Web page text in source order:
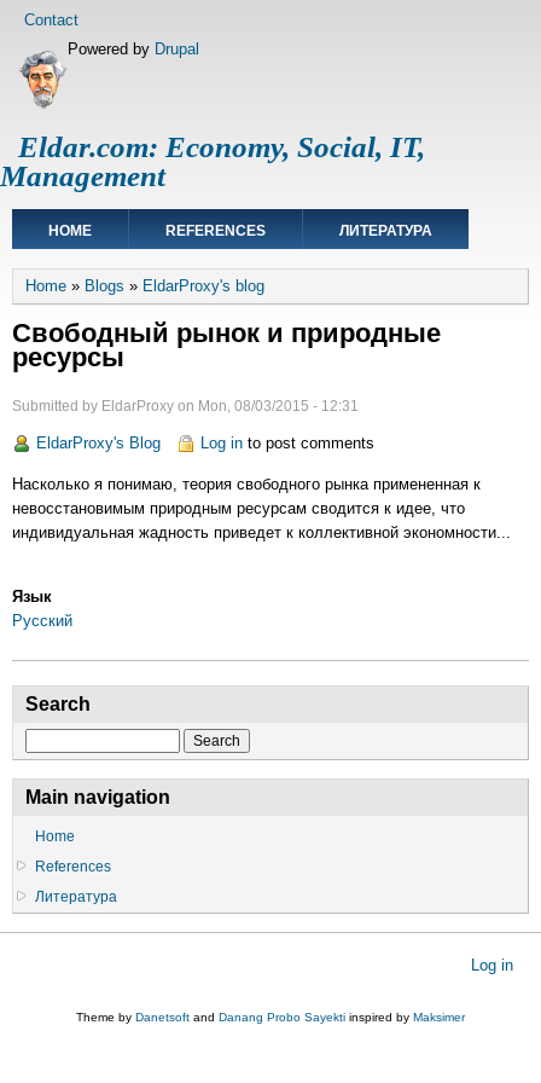
Skip
main
content
Footer
Contact
Eldar.com: Economy, Social, IT,
Management
Powered by Drupal
Main
navigation
HOME REFERENCES ЛИТЕРАТУРА
Breadcrumb
Home Blogs EldarProxy's blog
Свободный рынок и природные
ресурсы
Submitted by EldarProxy on Mon, 08/03/2015 - 12:31
EldarProxy's Blog Log in to post comments
Насколько я понимаю, теория свободного рынка примененная к
невосстановимым природным ресурсам сводится к идее, что
индивидуальная жадность приведет к коллективной экономности...
Язык
Русский
Search
Main navigation
Home
References
Литература
Log in
Theme by Danetsoft and Danang Probo Sayekti inspired by Maksimer